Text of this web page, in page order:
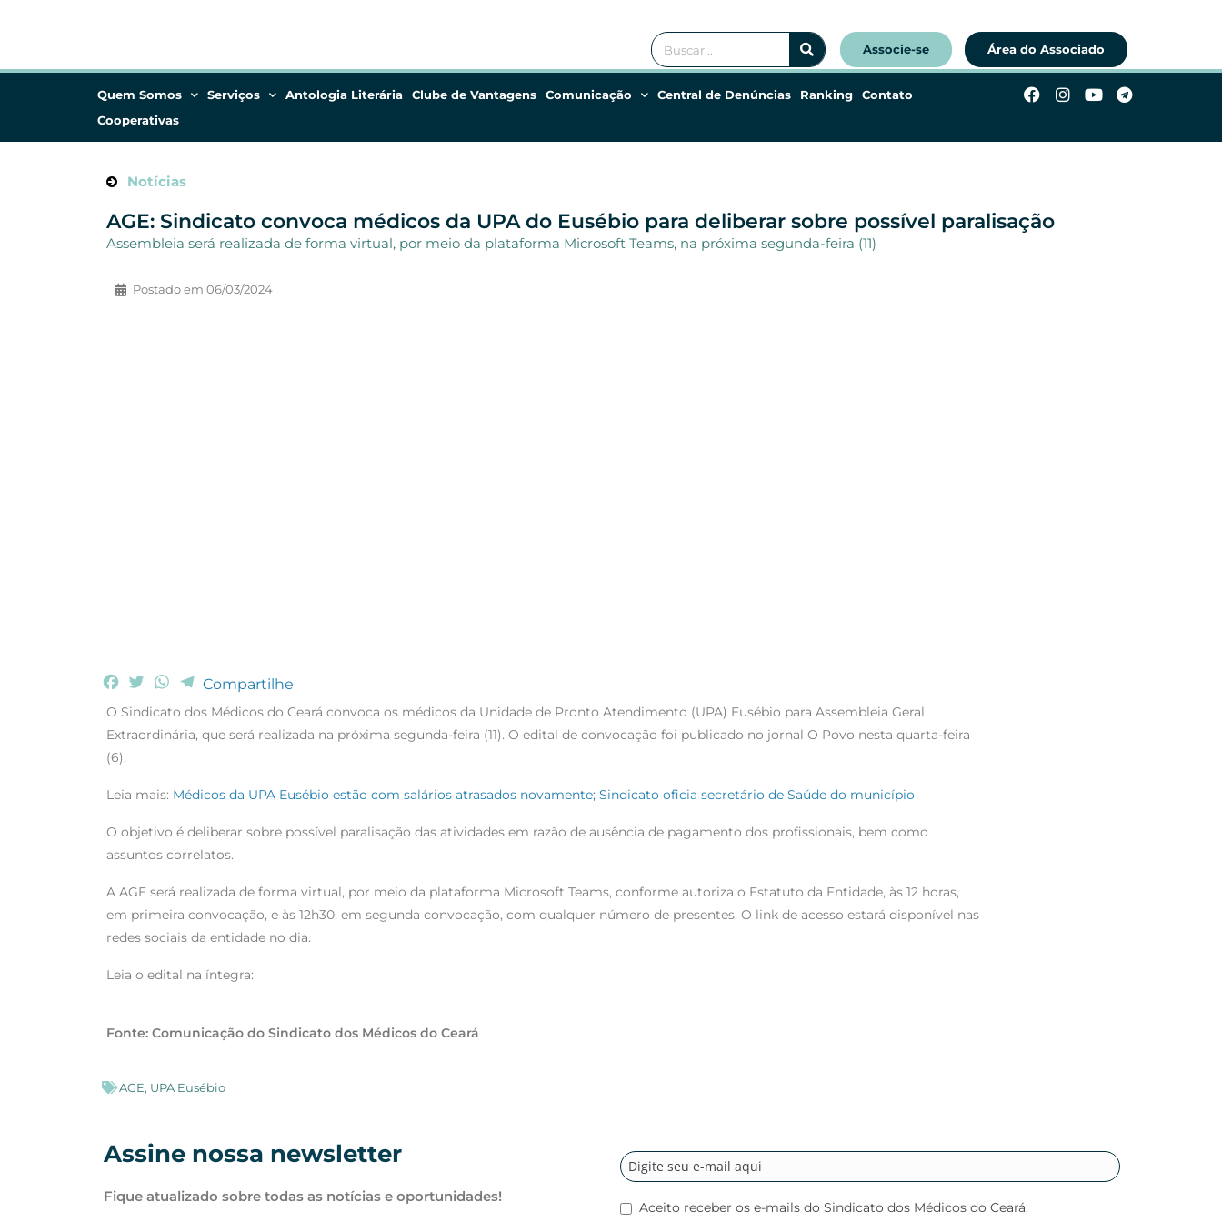
Associe-se Área do Associado
Quem Somos Serviços Antologia Literária Clube de Vantagens Comunicação Central de Denúncias Ranking
Contato
Cooperativas
Notícias
AGE: Sindicato convoca médicos da UPA do Eusébio para deliberar sobre possível paralisação
Assembleia será realizada de forma virtual, por meio da plataforma Microsoft Teams, na próxima segunda-feira (11)
Postado em 06/03/2024
F
c
e
b
o
i
t
r
W
a
t
p
T
l
e
a
Compartilhe
O Sindicato dos Médicos do Ceará convoca os médicos da Unidade de Pronto Atendimento (UPA) Eusébio para Assembleia Geral
Extraordinária, que será realizada na próxima segunda-feira (11). O edital de convocação foi publicado no jornal O Povo nesta quarta-feira
(6).
Leia mais: Médicos da UPA Eusébio estão com salários atrasados novamente; Sindicato oficia secretário de Saúde do município
O objetivo é deliberar sobre possível paralisação das atividades em razão de ausência de pagamento dos profissionais, bem como
assuntos correlatos.
A AGE será realizada de forma virtual, por meio da plataforma Microsoft Teams, conforme autoriza o Estatuto da Entidade, às 12 horas,
em primeira convocação, e às 12h30, em segunda convocação, com qualquer número de presentes. O link de acesso estará disponível nas
redes sociais da entidade no dia.
Leia o edital na íntegra:
Fonte: Comunicação do Sindicato dos Médicos do Ceará
AGE, UPA Eusébio
Assine nossa newsletter
Fique atualizado sobre todas as notícias e oportunidades!
Aceito receber os e-mails do Sindicato dos Médicos do Ceará.